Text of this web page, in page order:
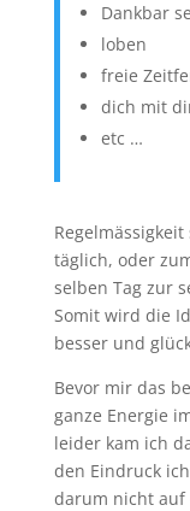
Dankbar
loben
freie
dich mit
etc …
täglich, oder
selben Tag zur
Somit wird die
besser und
Bevor mir das
ganze Energie
leider kam ich
den Eindruck
darum nicht auf